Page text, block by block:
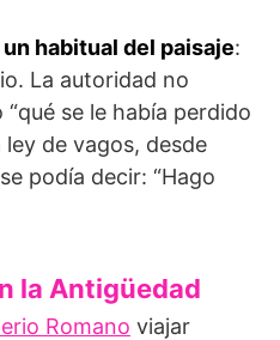
habitual del paisaje:
La autoridad no
se le había perdido
ley de vagos, desde
podía decir: “Hago
la Antigüedad
Romano viajar